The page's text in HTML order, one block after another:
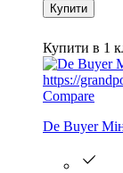
Купити
Купити в 1
Compare
De Buyer